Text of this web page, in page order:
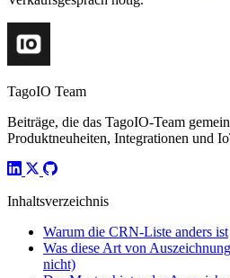
TagoIO Team
Beiträge, die das TagoIO-Team
Produktneuheiten, Integrationen und
Inhaltsverzeichnis
Warum die CRN-Liste anders ist
Was diese Art von
nicht)